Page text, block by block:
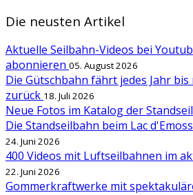
Die neusten Artikel
Aktuelle Seilbahn-Videos bei
abonnieren 05. August 2026
Die Gütschbahn fährt jedes Jahr
zurück 18. Juli 2026
Neue Fotos im Katalog der
Die Standseilbahn beim Lac
24. Juni 2026
400 Videos mit Luftseilbahnen im
22. Juni 2026
Gommerkraftwerke mit